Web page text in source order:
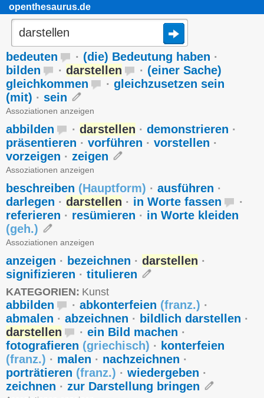
openthesaurus.de
bedeuten · (die) Bedeutung haben ·
bilden
· darstellen · (einer Sache)
gleichkommen
· gleichzusetzen sein
(mit) · sein
Assoziationen anzeigen
abbilden · darstellen · demonstrieren ·
präsentieren · vorführen · vorstellen ·
vorzeigen · zeigen
Assoziationen anzeigen
beschreiben (Hauptform) · ausführen ·
darlegen · darstellen · in Worte fassen
·
referieren · resümieren · in Worte kleiden
(geh.)
Assoziationen anzeigen
anzeigen · bezeichnen · darstellen ·
signifizieren · titulieren
KATEGORIEN: Kunst
abbilden · abkonterfeien (franz.) ·
abmalen · abzeichnen · bildlich darstellen ·
darstellen
· ein Bild machen ·
fotografieren (griechisch) · konterfeien
(franz.) · malen · nachzeichnen ·
porträtieren (franz.) · wiedergeben ·
zeichnen · zur Darstellung bringen